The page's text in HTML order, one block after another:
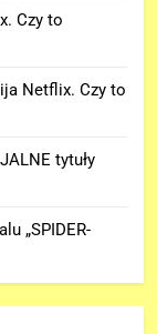
Czy to
Netflix. Czy to
tytuły
„SPIDER-
w
żonie